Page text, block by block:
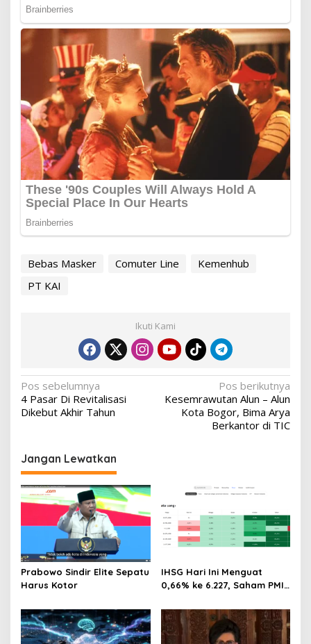
Bebas Masker Comuter Line
Kemenhub
PT KAI
Ikuti Kami
Navigasi
pos
Pos sebelumnya
4 Pasar Di Revitalisasi
Dikebut Akhir Tahun
Pos berikutnya
Kesemrawutan Alun – Alun
Kota Bogor, Bima Arya
Berkantor di TIC
Jangan Lewatkan
Prabowo Sindir Elite Sepatu
Harus Kotor
IHSG Hari Ini Menguat
0,66% ke 6.227, Saham PMII,
28%! Ini Daftar Saham
Paling Cuan & Volume
Tertinggi 31 Juli 2026